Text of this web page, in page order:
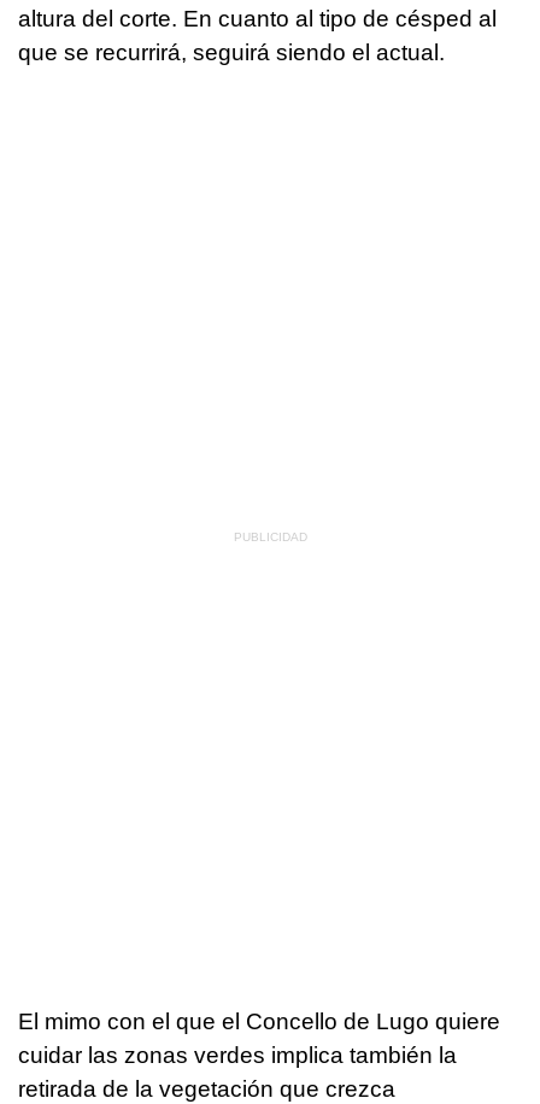
altura del corte. En cuanto al tipo de césped al
que se recurrirá, seguirá siendo el actual.
El mimo con el que el Concello de Lugo quiere
cuidar las zonas verdes implica también la
retirada de la vegetación que crezca